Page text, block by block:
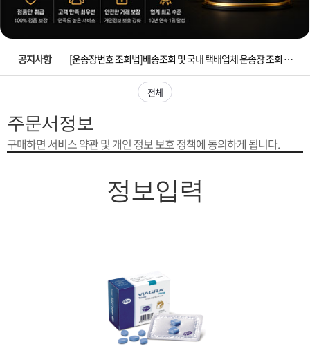
니
워
맨
제
품
매
은
사
스
고
공지사항
[2026구정 연휴]설 연휴 배송 및 휴무 안내
[운송장번호 조회법]배송조회 및 국내 택배업체 운송장 조회 하는법
[ios앱 오픈]아이폰 고객 앱설치 가능합니다.
[무인택배함 이용 안내] 집 밖에 주소로 택배 받기
[2026구정 연휴]설 연휴 배송 및 휴무 안내
전체
주문서정보
구매하면 서비스 약관 및 개인 정보 보호 정책에 동의하게 됩니다.
정보입력